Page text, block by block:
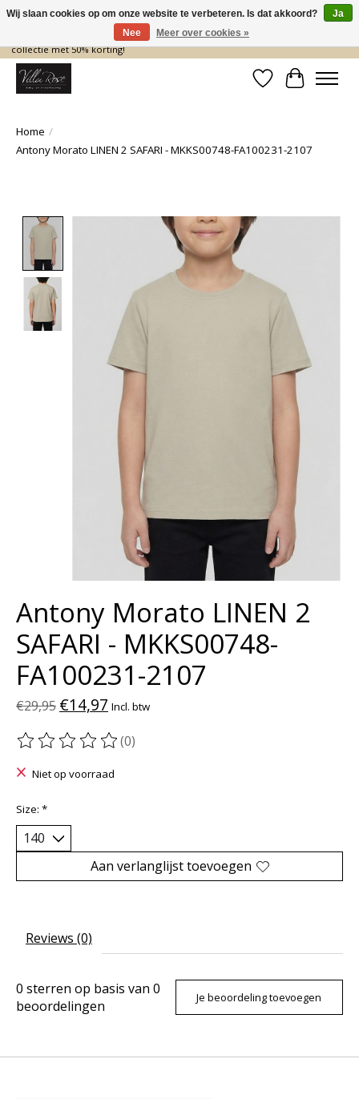
De nieuwe collectie komt eraan… en wij maken ruimte! Shop nu de zomer
collectie met 50% korting!
Verlanglijst
Home /
Antony Morato LINEN 2 SAFARI - MKKS00748-FA100231-2107
Product image slideshow Items
Antony Morato LINEN 2
SAFARI - MKKS00748-
FA100231-2107
€29,95 €14,97 Incl. btw
De beoordeling van dit product is
(0)
Niet op voorraad
Size: *
Aan verlanglijst toevoegen
Reviews (0)
0 sterren op basis van 0
beoordelingen
Je beoordeling toevoegen
Wij slaan cookies op om onze website te verbeteren. Is dat akkoord?
Ja
Nee
Meer over cookies »